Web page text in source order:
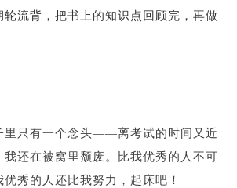
流背，把书上的知识点回顾完，再做
里只有一个念头——离考试的时间又近
我还在被窝里颓废。比我优秀的人不可
秀的人还比我努力，起床吧！